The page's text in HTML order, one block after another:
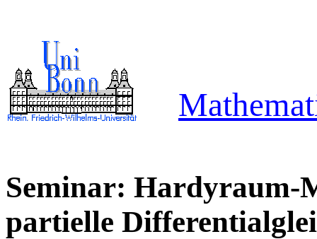
Seminar: Hardyraum-
partielle